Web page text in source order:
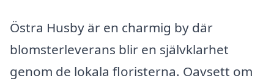
Östra Husby är en charmig by där
blomsterleverans blir en självklarhet
genom de lokala floristerna. Oavsett om